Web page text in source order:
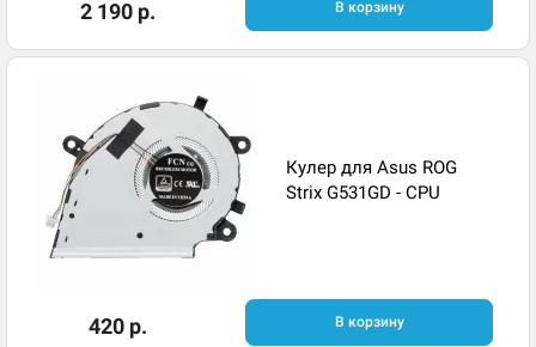
2 190 р. В корзину
Кулер для Asus ROG
Strix G531GD - CPU
420 р. В корзину